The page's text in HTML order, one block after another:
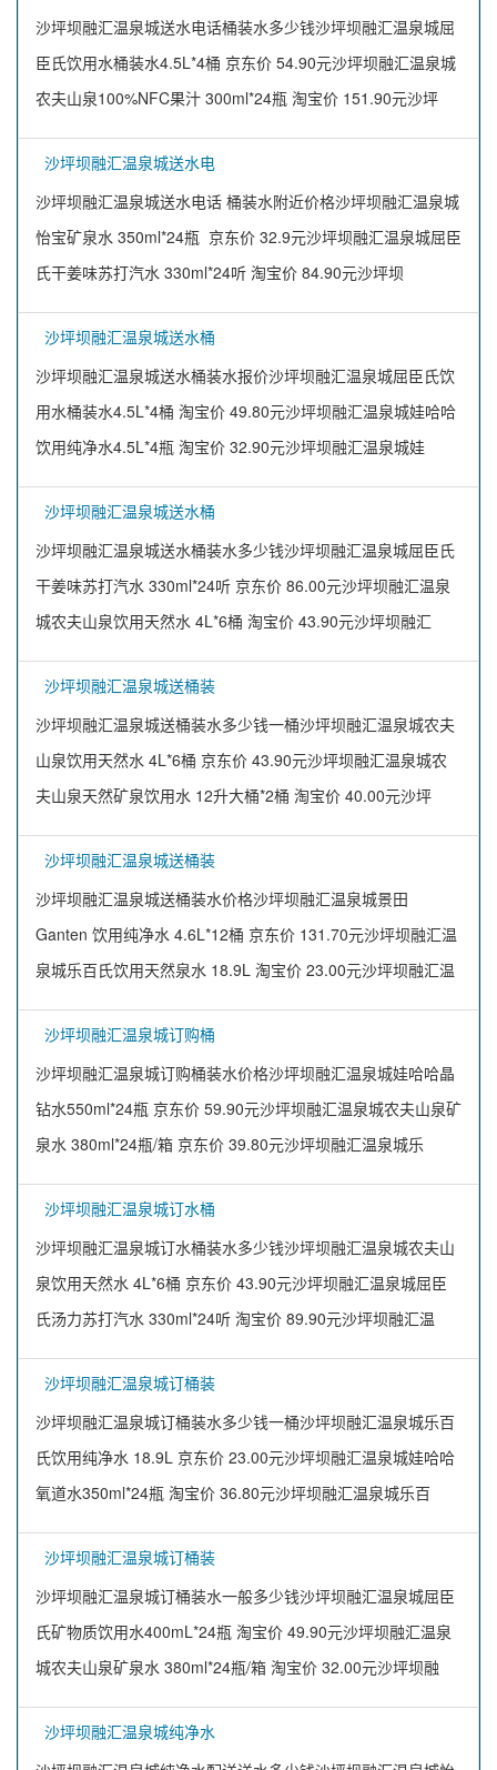
沙坪坝融汇温泉城送水电话桶装水多少钱沙坪坝融汇温泉城屈
臣氏饮用水桶装水4.5L*4桶 京东价 54.90元沙坪坝融汇温泉城
农夫山泉100%NFC果汁 300ml*24瓶 淘宝价 151.90元沙坪
沙坪坝融汇温泉城送水电
沙坪坝融汇温泉城送水电话 桶装水附近价格沙坪坝融汇温泉城
怡宝矿泉水 350ml*24瓶 京东价 32.9元沙坪坝融汇温泉城屈臣
氏干姜味苏打汽水 330ml*24听 淘宝价 84.90元沙坪坝
沙坪坝融汇温泉城送水桶
沙坪坝融汇温泉城送水桶装水报价沙坪坝融汇温泉城屈臣氏饮
用水桶装水4.5L*4桶 淘宝价 49.80元沙坪坝融汇温泉城娃哈哈
饮用纯净水4.5L*4瓶 淘宝价 32.90元沙坪坝融汇温泉城娃
沙坪坝融汇温泉城送水桶
沙坪坝融汇温泉城送水桶装水多少钱沙坪坝融汇温泉城屈臣氏
干姜味苏打汽水 330ml*24听 京东价 86.00元沙坪坝融汇温泉
城农夫山泉饮用天然水 4L*6桶 淘宝价 43.90元沙坪坝融汇
沙坪坝融汇温泉城送桶装
沙坪坝融汇温泉城送桶装水多少钱一桶沙坪坝融汇温泉城农夫
山泉饮用天然水 4L*6桶 京东价 43.90元沙坪坝融汇温泉城农
夫山泉天然矿泉饮用水 12升大桶*2桶 淘宝价 40.00元沙坪
沙坪坝融汇温泉城送桶装
沙坪坝融汇温泉城送桶装水价格沙坪坝融汇温泉城景田
Ganten 饮用纯净水 4.6L*12桶 京东价 131.70元沙坪坝融汇温
泉城乐百氏饮用天然泉水 18.9L 淘宝价 23.00元沙坪坝融汇温
沙坪坝融汇温泉城订购桶
沙坪坝融汇温泉城订购桶装水价格沙坪坝融汇温泉城娃哈哈晶
钻水550ml*24瓶 京东价 59.90元沙坪坝融汇温泉城农夫山泉矿
泉水 380ml*24瓶/箱 京东价 39.80元沙坪坝融汇温泉城乐
沙坪坝融汇温泉城订水桶
沙坪坝融汇温泉城订水桶装水多少钱沙坪坝融汇温泉城农夫山
泉饮用天然水 4L*6桶 京东价 43.90元沙坪坝融汇温泉城屈臣
氏汤力苏打汽水 330ml*24听 淘宝价 89.90元沙坪坝融汇温
沙坪坝融汇温泉城订桶装
沙坪坝融汇温泉城订桶装水多少钱一桶沙坪坝融汇温泉城乐百
氏饮用纯净水 18.9L 京东价 23.00元沙坪坝融汇温泉城娃哈哈
氧道水350ml*24瓶 淘宝价 36.80元沙坪坝融汇温泉城乐百
沙坪坝融汇温泉城订桶装
沙坪坝融汇温泉城订桶装水一般多少钱沙坪坝融汇温泉城屈臣
氏矿物质饮用水400mL*24瓶 淘宝价 49.90元沙坪坝融汇温泉
城农夫山泉矿泉水 380ml*24瓶/箱 淘宝价 32.00元沙坪坝融
沙坪坝融汇温泉城纯净水